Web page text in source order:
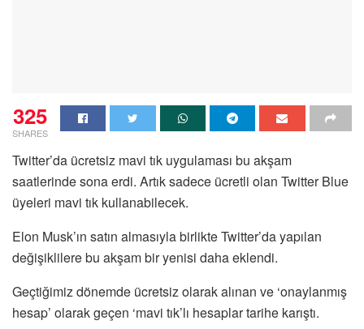
325
SHARES
Twitter’da ücretsiz mavi tık uygulaması bu akşam
saatlerinde sona erdi. Artık sadece ücretli olan Twitter Blue
üyeleri mavi tık kullanabilecek.
Elon Musk’ın satın almasıyla birlikte Twitter’da yapılan
değişiklilere bu akşam bir yenisi daha eklendi.
Geçtiğimiz dönemde ücretsiz olarak alınan ve ‘onaylanmış
hesap’ olarak geçen ‘mavi tık’lı hesaplar tarihe karıştı.